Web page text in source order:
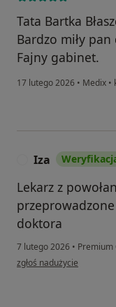
Tata Bartka
Bardzo miły pan
Fajny gabinet.
17 lutego 2026 • Medix •
Iza
Lekarz z
doktora
7 lutego 2026 • Premium
w opinii użytkownika Iza
zgłoś nadużycie